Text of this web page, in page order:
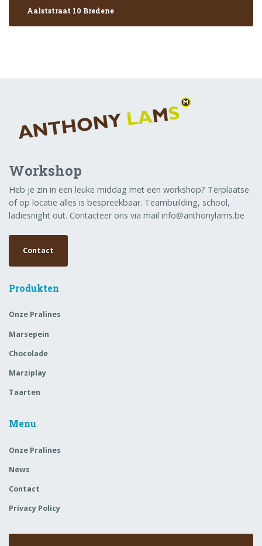
Aalststraat 10 Bredene
Workshop
Heb je zin in een leuke middag met een workshop? Terplaatse
of op locatie alles is bespreekbaar. Teambuilding, school,
ladiesnight out. Contacteer ons via mail info@anthonylams.be
Contact
Produkten
Onze Pralines
Marsepein
Chocolade
Marziplay
Taarten
Menu
Onze Pralines
News
Contact
Privacy Policy